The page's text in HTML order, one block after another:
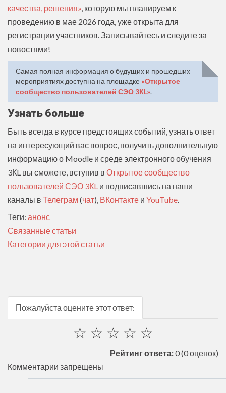
качества, решения», которую мы планируем к
проведению в мае 2026 года, уже открыта для
регистрации участников. Записывайтесь и следите за
новостями!
Самая полная информация о будущих и прошедших
мероприятиях доступна на площадке «Открытое
сообщество пользователей СЭО 3КL».
Узнать больше
Быть всегда в курсе предстоящих событий, узнать ответ
на интересующий вас вопрос, получить дополнительную
информацию о Moodle и среде электронного обучения
3КL вы сможете, вступив в Открытое сообщество
пользователей СЭО 3КL и подписавшись на наши
каналы в Телеграм (чат), ВКонтакте и YouTube.
Теги: анонс
Связанные статьи
Категории для этой статьи
Пожалуйста оцените этот ответ:
☆
☆
☆
☆
☆
Рейтинг ответа:0(0 оценок)
Комментарии запрещены